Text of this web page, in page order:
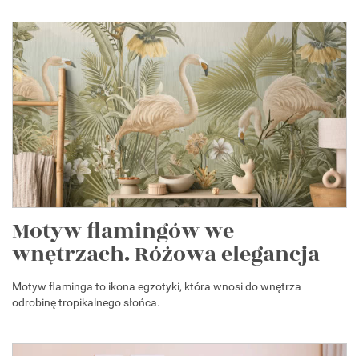
Motyw flamingów we
wnętrzach. Różowa elegancja
Motyw flaminga to ikona egzotyki, która wnosi do wnętrza
odrobinę tropikalnego słońca.